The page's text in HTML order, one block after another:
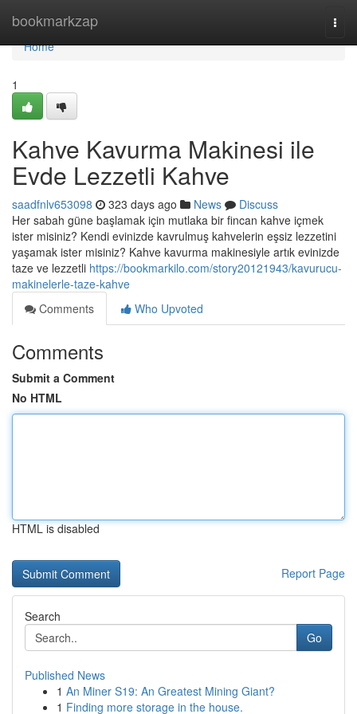
bookmarkzap
Home
Home
1
Kahve Kavurma Makinesi ile
Evde Lezzetli Kahve
saadfnlv653098 323 days ago News
Discuss
Her sabah güne başlamak için mutlaka bir fincan kahve içmek
ister misiniz? Kendi evinizde kavrulmuş kahvelerin eşsiz lezzetini
yaşamak ister misiniz? Kahve kavurma makinesiyle artık evinizde
taze ve lezzetli https://bookmarkilo.com/story20121943/kavurucu-
makinelerle-taze-kahve
Comments
Who Upvoted
Comments
Submit a Comment
No HTML
HTML is disabled
Report Page
Search
Go
Published News
1 An Miner S19: An Greatest Mining Giant?
1 Finding more storage in the house.